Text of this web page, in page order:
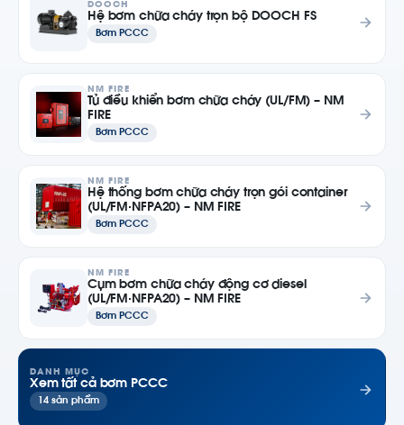
DOOCH
Hệ bơm chữa cháy trọn bộ DOOCH FS
Bơm PCCC
NM FIRE
Tủ điều khiển bơm chữa cháy (UL/FM) – NM
FIRE
Bơm PCCC
NM FIRE
Hệ thống bơm chữa cháy trọn gói container
(UL/FM·NFPA20) – NM FIRE
Bơm PCCC
NM FIRE
Cụm bơm chữa cháy động cơ diesel
(UL/FM·NFPA20) – NM FIRE
Bơm PCCC
DANH MỤC
Xem tất cả bơm PCCC
14 sản phẩm